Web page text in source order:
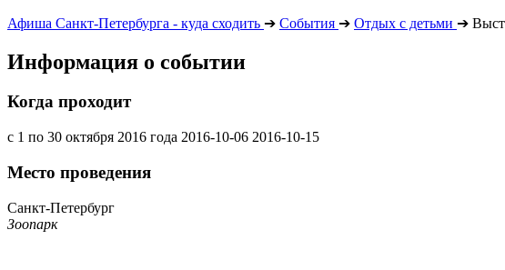
Афиша Санкт-Петербурга - куда сходить ➔ События ➔ Отдых с детьми ➔
Информация о событии
Когда проходит
с 1 по 30 октября 2016 года 2016-10-06 2016-10-15
Место проведения
Санкт-Петербург
Зоопарк